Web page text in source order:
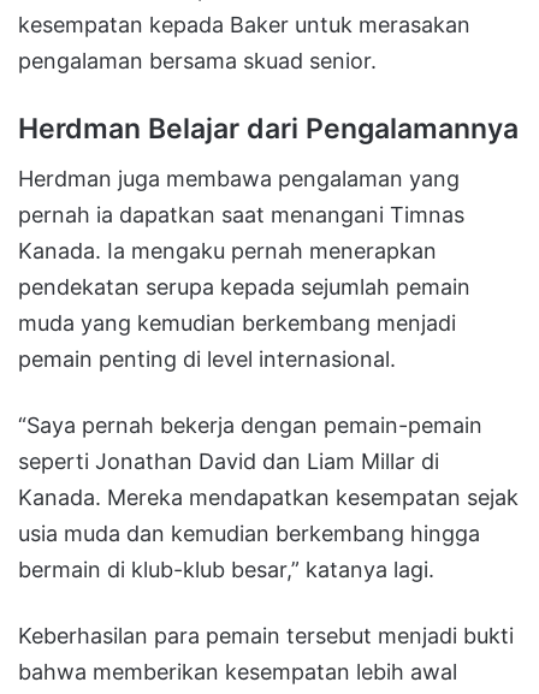
kesempatan kepada Baker untuk merasakan
pengalaman bersama skuad senior.
Herdman Belajar dari Pengalamannya
Herdman juga membawa pengalaman yang
pernah ia dapatkan saat menangani Timnas
Kanada. Ia mengaku pernah menerapkan
pendekatan serupa kepada sejumlah pemain
muda yang kemudian berkembang menjadi
pemain penting di level internasional.
“Saya pernah bekerja dengan pemain-pemain
seperti Jonathan David dan Liam Millar di
Kanada. Mereka mendapatkan kesempatan sejak
usia muda dan kemudian berkembang hingga
bermain di klub-klub besar,” katanya lagi.
Keberhasilan para pemain tersebut menjadi bukti
bahwa memberikan kesempatan lebih awal